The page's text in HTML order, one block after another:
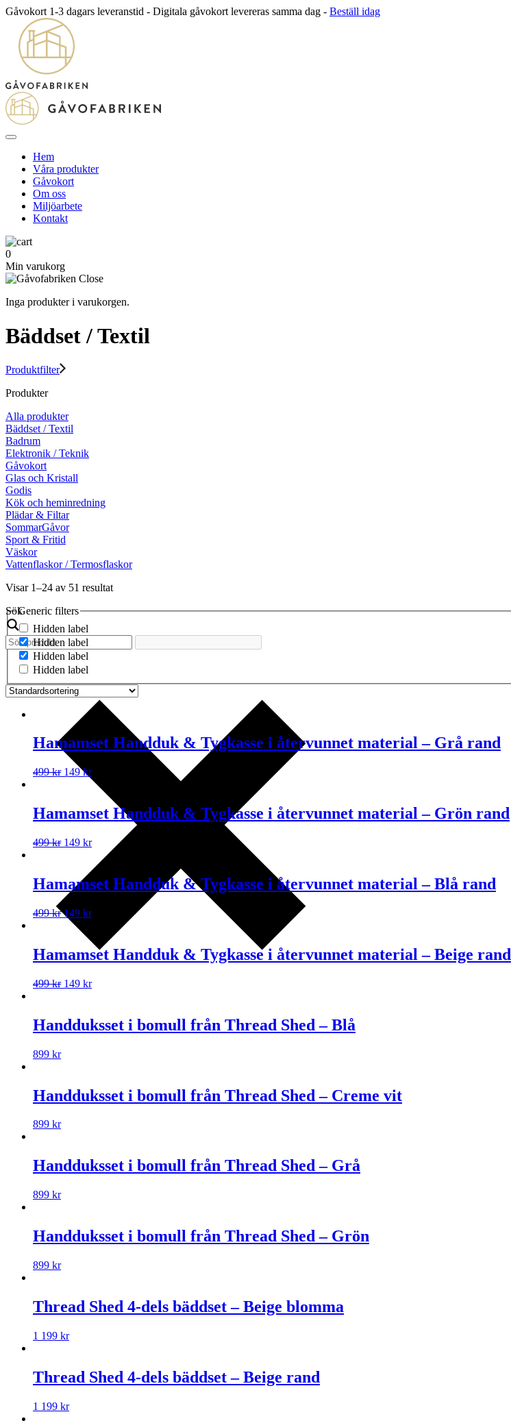
Gåvokort 1-3 dagars leveranstid - Digitala gåvokort levereras samma dag - Beställ idag
Hem
Våra produkter
Gåvokort
Om oss
Miljöarbete
Kontakt
0
Min varukorg
Inga produkter i varukorgen.
Bäddset / Textil
Produktfilter
Produkter
Alla produkter
Bäddset / Textil
Badrum
Elektronik / Teknik
Gåvokort
Glas och Kristall
Godis
Kök och heminredning
Plädar & Filtar
SommarGåvor
Sport & Fritid
Väskor
Vattenflaskor / Termosflaskor
Visar 1–24 av 51 resultat
SökGeneric filters
Hidden label
Hidden label
Hidden label
Hidden label
Hamamset Handduk & Tygkasse i återvunnet material – Grå rand
499kr 149kr
Hamamset Handduk & Tygkasse i återvunnet material – Grön rand
499kr 149 kr
Hamamset Handduk & Tygkasse i återvunnet material – Blå rand
499kr 149 kr
Hamamset Handduk & Tygkasse i återvunnet material – Beige rand
499kr 149 kr
Handduksset i bomull från Thread Shed – Blå
899 kr
Handduksset i bomull från Thread Shed – Creme vit
899 kr
Handduksset i bomull från Thread Shed – Grå
899 kr
Handduksset i bomull från Thread Shed – Grön
899 kr
Thread Shed 4-dels bäddset – Beige blomma
1 199 kr
Thread Shed 4-dels bäddset – Beige rand
1 199 kr